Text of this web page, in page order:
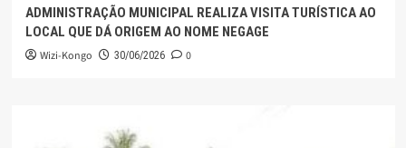
ADMINISTRAÇÃO MUNICIPAL REALIZA VISITA TURÍSTICA AO
LOCAL QUE DÁ ORIGEM AO NOME NEGAGE
Wizi-Kongo 30/06/2026 0